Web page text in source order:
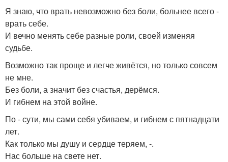
Я знаю, что врать невозможно без боли, больнее всего -
врать себе.
И вечно менять себе разные роли, своей изменяя
судьбе.
Возможно так проще и легче живётся, но только совсем
не мне.
Без боли, а значит без счастья, дерёмся.
И гибнем на этой войне.
По - сути, мы сами себя убиваем, и гибнем с пятнадцати
лет.
Как только мы душу и сердце теряем, -.
Нас больше на свете нет.